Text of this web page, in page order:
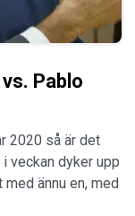
Pablo
2020 så är det
veckan dyker upp
ännu en, med